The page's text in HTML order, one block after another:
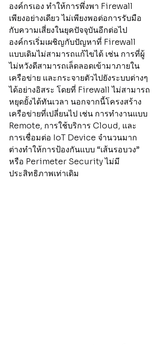
องค์กรเอง ทำให้การพึ่งพา Firewall
เพียงอย่างเดียว ไม่เพียงพอต่อการรับมือ
กับความเสี่ยงในยุคปัจจุบันอีกต่อไป
องค์กรเริ่มเผชิญกับปัญหาที่ Firewall
แบบเดิมไม่สามารถแก้ไขได้ เช่น การที่ผู้
ไม่หวังดีสามารถเล็ดลอดเข้ามาภายใน
เครือข่าย และกระจายตัวไปยังระบบต่างๆ
ได้อย่างอิสระ โดยที่ Firewall ไม่สามารถ
หยุดยั้งได้ทันเวลา นอกจากนี้โครงสร้าง
เครือข่ายที่เปลี่ยนไป เช่น การทำงานแบบ
Remote, การใช้บริการ Cloud, และ
การเชื่อมต่อ IoT Device จำนวนมาก
ต่างทำให้การป้องกันแบบ “เส้นรอบวง”
หรือ Perimeter Security ไม่มี
ประสิทธิภาพเท่าเดิม